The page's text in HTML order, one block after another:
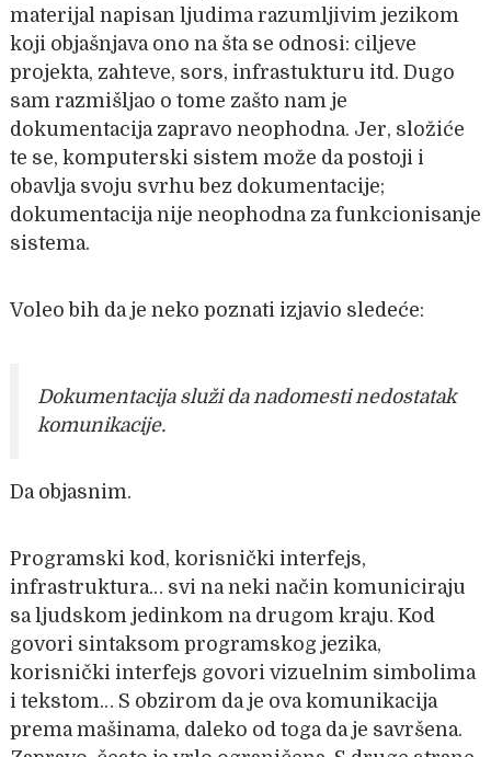
materijal napisan ljudima razumljivim jezikom
koji objašnjava ono na šta se odnosi: ciljeve
projekta, zahteve, sors, infrastukturu itd. Dugo
sam razmišljao o tome zašto nam je
dokumentacija zapravo neophodna. Jer, složiće
te se, komputerski sistem može da postoji i
obavlja svoju svrhu bez dokumentacije;
dokumentacija nije neophodna za funkcionisanje
sistema.
Voleo bih da je neko poznati izjavio sledeće:
Dokumentacija služi da nadomesti nedostatak
komunikacije.
Da objasnim.
Programski kod, korisnički interfejs,
infrastruktura… svi na neki način komuniciraju
sa ljudskom jedinkom na drugom kraju. Kod
govori sintaksom programskog jezika,
korisnički interfejs govori vizuelnim simbolima
i tekstom… S obzirom da je ova komunikacija
prema mašinama, daleko od toga da je savršena.